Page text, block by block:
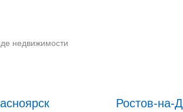
недвижимости
Ростов-на-